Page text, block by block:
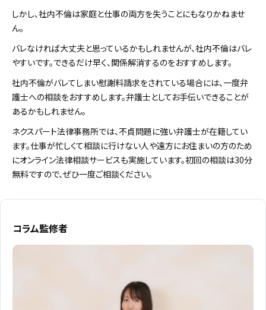
しかし、社内不倫は家庭と仕事の両方を失うことにもなりかねませ
ん。
バレなければ大丈夫と思っているかもしれませんが、社内不倫はバレ
やすいです。できるだけ早く、関係解消するのをおすすめします。
社内不倫がバレてしまい慰謝料請求をされている場合には、一度弁
護士への相談をおすすめします。弁護士としてお手伝いできることが
あるかもしれません。
ネクスパート法律事務所では、不貞問題に強い弁護士が在籍してい
ます。仕事が忙しくて相談に行けない人や遠方にお住まいの方のため
にオンライン法律相談サービスも実施しています。初回の相談は30分
無料ですので、ぜひ一度ご相談ください。
コラム監修者